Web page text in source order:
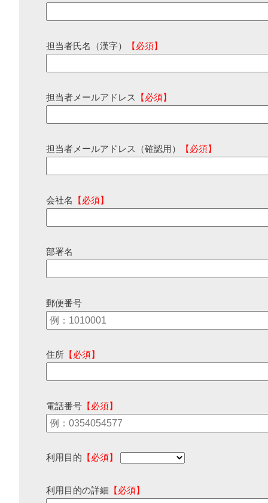
担当者氏名（漢字） 【必須】
担当者メールアドレス 【必須】
担当者メールアドレス（確認用） 【必須】
会社名 【必須】
部署名
郵便番号
住所 【必須】
電話番号 【必須】
利用目的 【必須】
利用目的の詳細 【必須】